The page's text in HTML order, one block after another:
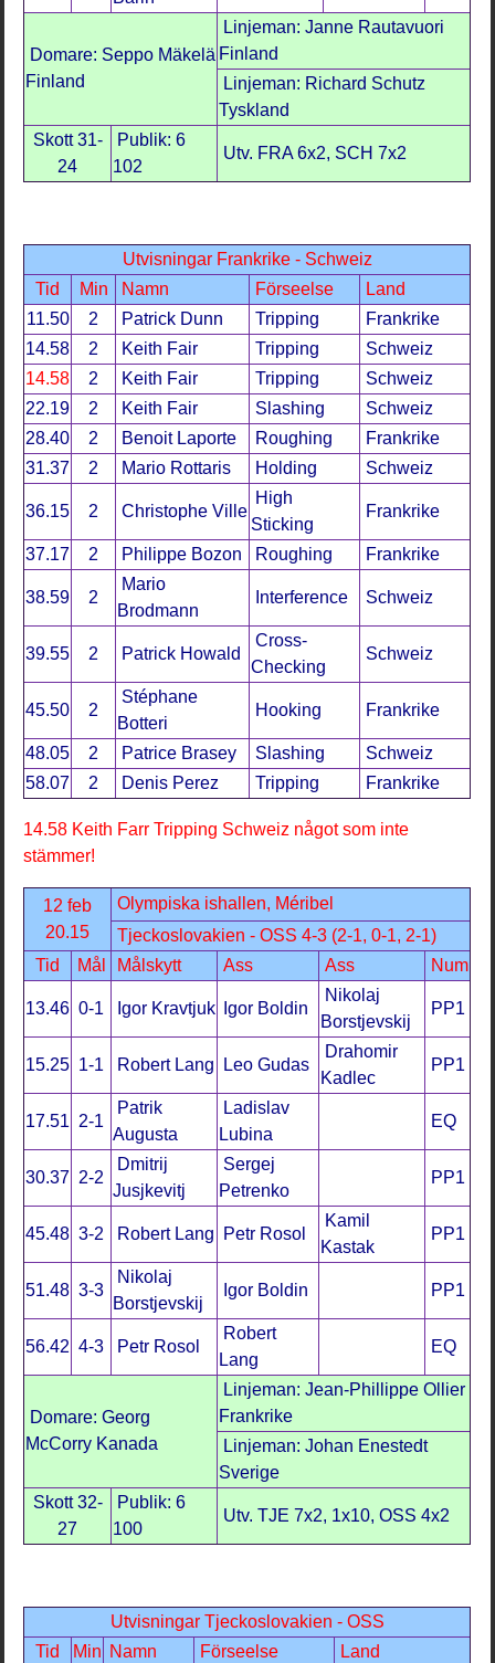
Domare: Seppo Mäkelä
Finland
Linjeman: Janne Rautavuori
Finland
Linjeman: Richard Schutz
Tyskland
Skott 31-
24
Publik: 6
102
Utv. FRA 6x2, SCH 7x2
Utvisningar Frankrike - Schweiz
Tid
Min Namn Förseelse
Land
11.50
2 Patrick Dunn Tripping
Frankrike
14.58
2 Keith Fair Tripping
Schweiz
14.58
2 Keith Fair Tripping
Schweiz
22.19
2 Keith Fair Slashing
Schweiz
28.40
2 Benoit Laporte Roughing
Frankrike
31.37
2 Mario Rottaris Holding Schweiz
36.15 2 Christophe Ville
High
Sticking
Frankrike
37.17 2 Philippe Bozon Roughing Frankrike
38.59 2
Mario
Brodmann
Interference Schweiz
39.55 2 Patrick Howald
Cross-
Checking
Schweiz
45.50 2
Stéphane
Botteri
Hooking Frankrike
48.05 2 Patrice Brasey Slashing
Schweiz
58.07
2 Denis Perez Tripping Frankrike
14.58 Keith Farr Tripping Schweiz något som inte
stämmer!
12 feb
20.15
Olympiska ishallen, Méribel
Tjeckoslovakien - OSS 4-3 (2-1, 0-1, 2-1)
Tid
Mål Målskytt Ass Ass Num
13.46 0-1 Igor Kravtjuk Igor Boldin
Nikolaj
Borstjevskij
PP1
15.25 1-1 Robert Lang Leo Gudas
Drahomir
Kadlec
PP1
17.51 2-1
Patrik
Augusta
Ladislav
Lubina
EQ
30.37 2-2
Dmitrij
Jusjkevitj
Sergej
Petrenko
PP1
45.48 3-2 Robert Lang Petr Rosol
Kamil
Kastak
PP1
51.48 3-3
Nikolaj
Borstjevskij
Igor Boldin PP1
56.42 4-3 Petr Rosol
Robert
Lang
EQ
Domare: Georg
McCorry Kanada
Linjeman: Jean-Phillippe Ollier
Frankrike
Linjeman: Johan Enestedt
Sverige
Skott 32-
27
Publik: 6
100
Utv. TJE 7x2, 1x10, OSS 4x2
Utvisningar Tjeckoslovakien - OSS
Tid
Min Namn Förseelse Land